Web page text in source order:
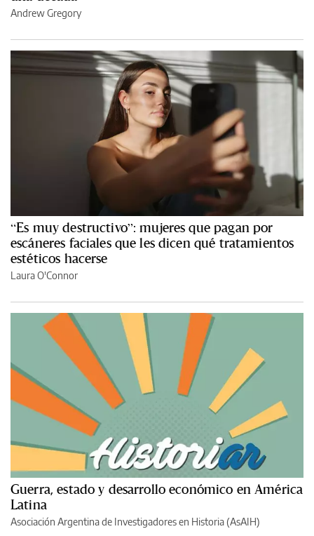
Andrew Gregory
“Es muy destructivo”: mujeres que pagan por
escáneres faciales que les dicen qué tratamientos
estéticos hacerse
Laura O'Connor
Guerra, estado y desarrollo económico en América
Latina
Asociación Argentina de Investigadores en Historia (AsAIH)